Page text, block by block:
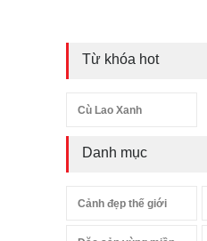
Từ khóa hot
Cù Lao Xanh
Danh mục
Cảnh đẹp thế giới